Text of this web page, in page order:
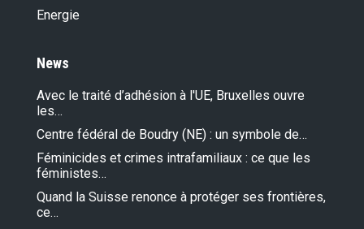
Energie
News
Avec le traité d’adhésion à l'UE, Bruxelles ouvre
les…
Centre fédéral de Boudry (NE) : un symbole de…
Féminicides et crimes intrafamiliaux : ce que les
féministes…
Quand la Suisse renonce à protéger ses frontières,
ce…